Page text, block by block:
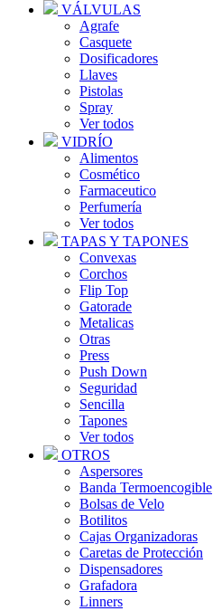
VÁLVULAS
Agrafe
Casquete
Dosificadores
Llaves
Pistolas
Spray
Ver todos
VIDRÍO
Alimentos
Cosmético
Farmaceutico
Perfumería
Ver todos
TAPAS Y TAPONES
Convexas
Corchos
Flip Top
Gatorade
Metalicas
Otras
Press
Push Down
Seguridad
Sencilla
Tapones
Ver todos
OTROS
Aspersores
Banda Termoencogible
Bolsas de Velo
Botilitos
Cajas Organizadoras
Caretas de Protección
Dispensadores
Grafadora
Linners